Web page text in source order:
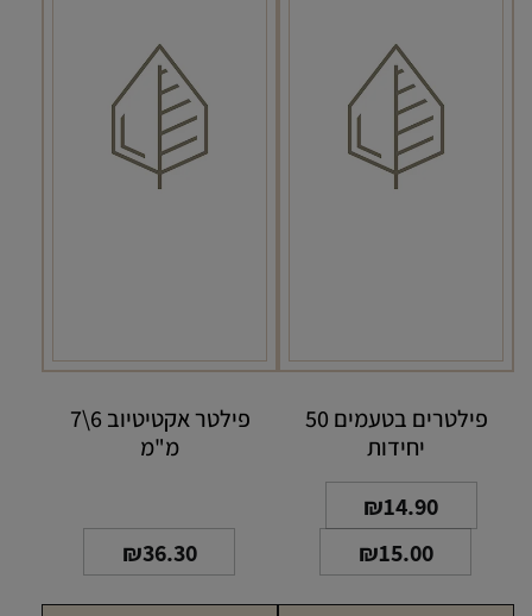
פילטרים בטעמים 50
יחידות
₪14.90
₪15.00
טווח
מחירים:
פילטר אקטיטיוב 6\7
מ"מ
₪36.30